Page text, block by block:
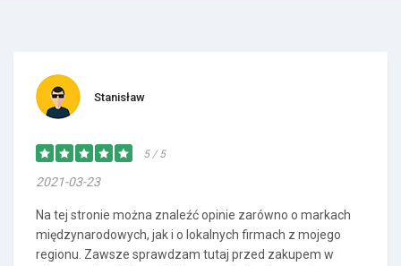
Stanisław
5 / 5
2021-03-23
Na tej stronie można znaleźć opinie zarówno o markach
międzynarodowych, jak i o lokalnych firmach z mojego
regionu. Zawsze sprawdzam tutaj przed zakupem w